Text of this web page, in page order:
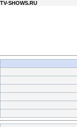
TV-SHOWS.RU